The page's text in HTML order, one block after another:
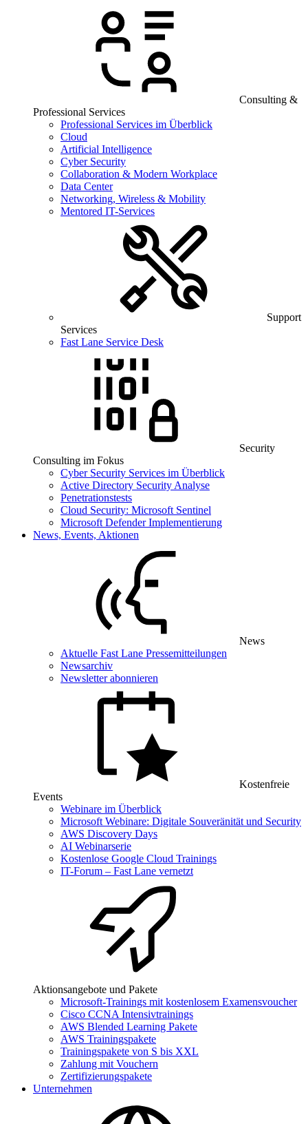
Consulting &
Professional Services
Professional Services im Überblick
Cloud
Artificial Intelligence
Cyber Security
Collaboration & Modern Workplace
Data Center
Networking, Wireless & Mobility
Mentored IT-Services
Support
Services
Fast Lane Service Desk
Security
Consulting im Fokus
Cyber Security Services im Überblick
Active Directory Security Analyse
Penetrationstests
Cloud Security: Microsoft Sentinel
Microsoft Defender Implementierung
News, Events, Aktionen
News
Aktuelle Fast Lane Pressemitteilungen
Newsarchiv
Newsletter abonnieren
Kostenfreie
Events
Webinare im Überblick
Microsoft Webinare: Digitale Souveränität und Security
AWS Discovery Days
AI Webinarserie
Kostenlose Google Cloud Trainings
IT-Forum – Fast Lane vernetzt
Aktionsangebote und Pakete
Microsoft-Trainings mit kostenlosem Examensvoucher
Cisco CCNA Intensivtrainings
AWS Blended Learning Pakete
AWS Trainingspakete
Trainingspakete von S bis XXL
Zahlung mit Vouchern
Zertifizierungspakete
Unternehmen